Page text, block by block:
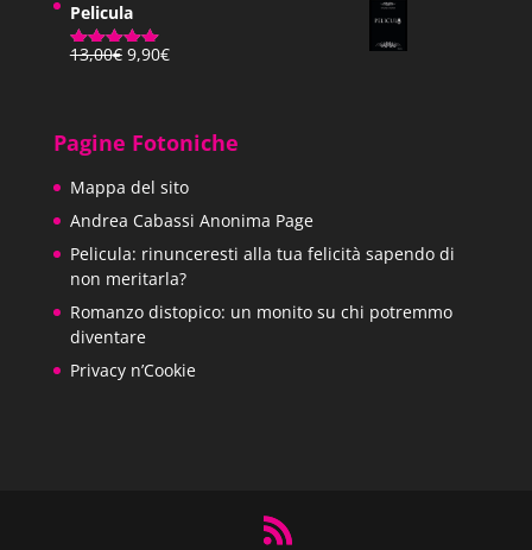
Pelicula
Valutato
13,00€ Il
13,00€.
9,90€Il
9,90€.
Pagine Fotoniche
Mappa del sito
Andrea Cabassi Anonima Page
Pelicula: rinunceresti alla tua felicità sapendo di
non meritarla?
Romanzo distopico: un monito su chi potremmo
diventare
Privacy n’Cookie